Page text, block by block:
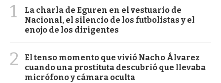
1
La charla de Eguren en el vestuario de
Nacional, el silencio de los futbolistas y el
enojo de los dirigentes
2
El tenso momento que vivió Nacho Álvarez
cuando una prostituta descubrió que llevaba
micrófono y cámara oculta